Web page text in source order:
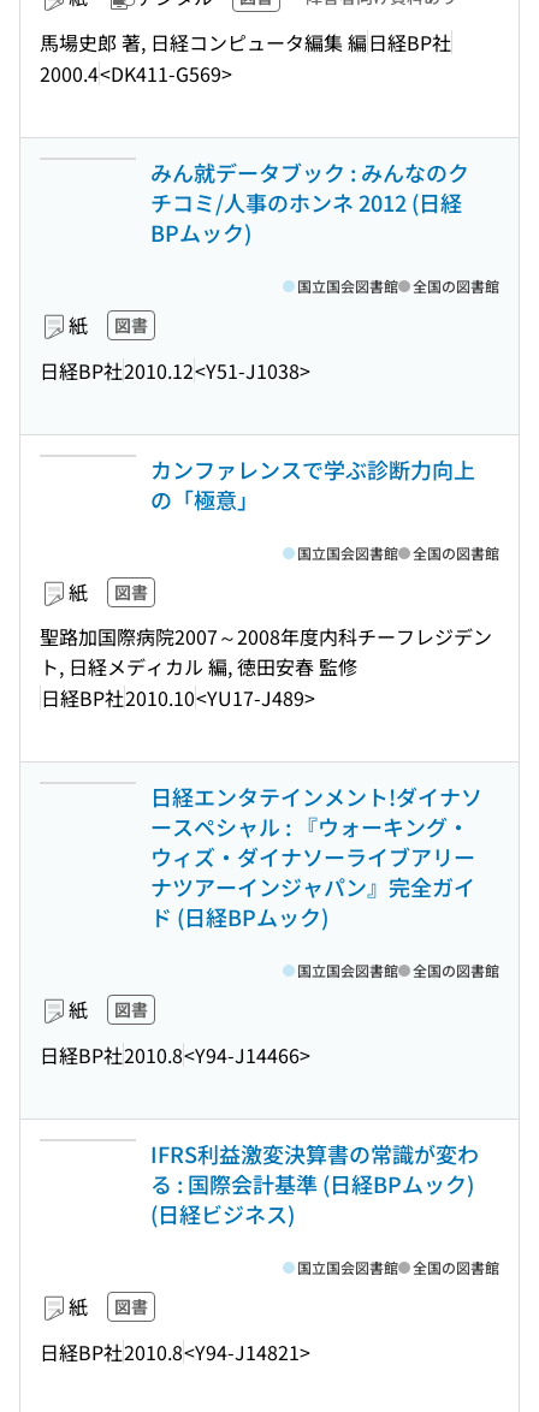
馬場史郎 著, 日経コンピュータ編集 編日経BP社
2000.4<DK411-G569>
みん就データブック : みんなのク
チコミ/人事のホンネ 2012 (日経
BPムック)
紙 図書
日経BP社2010.12<Y51-J1038>
国立国会図書館 全国の図書館
カンファレンスで学ぶ診断力向上
の「極意」
紙 図書
聖路加国際病院2007～2008年度内科チーフレジデン
ト, 日経メディカル 編, 徳田安春 監修
日経BP社2010.10<YU17-J489>
国立国会図書館 全国の図書館
日経エンタテインメント!ダイナソ
ースペシャル : 『ウォーキング・
ウィズ・ダイナソーライブアリー
ナツアーインジャパン』完全ガイ
ド (日経BPムック)
紙 図書
日経BP社2010.8<Y94-J14466>
国立国会図書館 全国の図書館
IFRS利益激変決算書の常識が変わ
る : 国際会計基準 (日経BPムック)
(日経ビジネス)
紙 図書
日経BP社2010.8<Y94-J14821>
国立国会図書館 全国の図書館